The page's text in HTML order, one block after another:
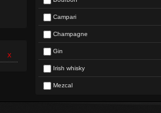
X
Campari
Champagne
Gin
Irish whisky
Mezcal